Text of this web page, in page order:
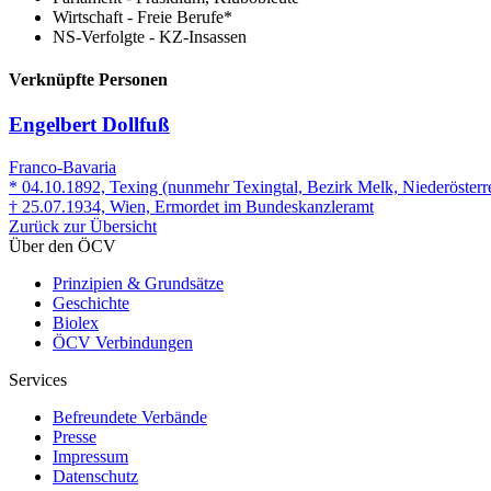
Wirtschaft - Freie Berufe*
NS-Verfolgte - KZ-Insassen
Verknüpfte Personen
Engelbert Dollfuß
Franco-Bavaria
* 04.10.1892, Texing (nunmehr Texingtal, Bezirk Melk,
† 25.07.1934, Wien, Ermordet im Bundeskanzleramt
Zurück zur Übersicht
Über den ÖCV
Prinzipien & Grundsätze
Geschichte
Biolex
ÖCV Verbindungen
Services
Befreundete Verbände
Presse
Impressum
Datenschutz